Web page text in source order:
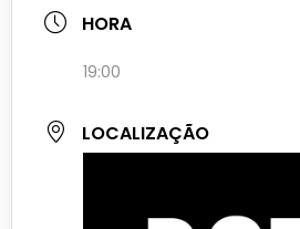
HORA
19:00
LOCALIZAÇÃO